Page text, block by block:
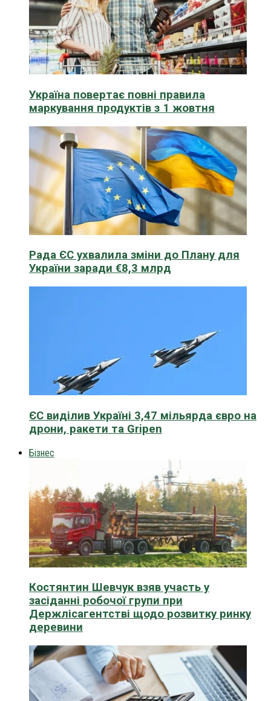
Україна повертає повні правила
маркування продуктів з 1 жовтня
Рада ЄС ухвалила зміни до Плану для
України заради €8,3 млрд
ЄС виділив Україні 3,47 мільярда євро на
дрони, ракети та Gripen
Бізнес
Костянтин Шевчук взяв участь у
засіданні робочої групи при
Держлісагентстві щодо розвитку ринку
деревини